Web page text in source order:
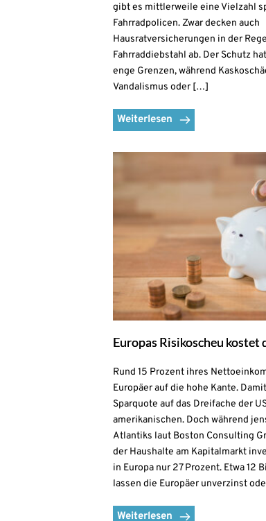
gibt es mittlerweile eine Vielzahl
Fahrradpolicen. Zwar decken auch
Hausratversicherungen in der
Fahrraddiebstahl ab. Der Schutz
enge Grenzen, während
Vandalismus oder […]
Weiterlesen
Europas Risikoscheu kostet
Rund 15 Prozent ihres
Europäer auf die hohe Kante.
Sparquote auf das Dreifache der
amerikanischen. Doch während
Atlantiks laut Boston Consulting
der Haushalte am Kapitalmarkt
in Europa nur 27 Prozent. Etwa 12
lassen die Europäer unverzinst
Weiterlesen